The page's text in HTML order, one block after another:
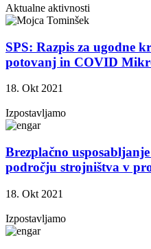
Aktualne aktivnosti
SPS: Razpis za ugodne
potovanj in COVID
18. Okt 2021
Izpostavljamo
Brezplačno
področju strojništva v
18. Okt 2021
Izpostavljamo